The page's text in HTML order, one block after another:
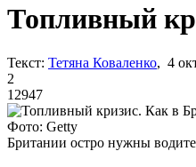
Топливный
Текст: Тетяна Коваленко, 4
2
12947
Фото: Getty
Британии остро нужны